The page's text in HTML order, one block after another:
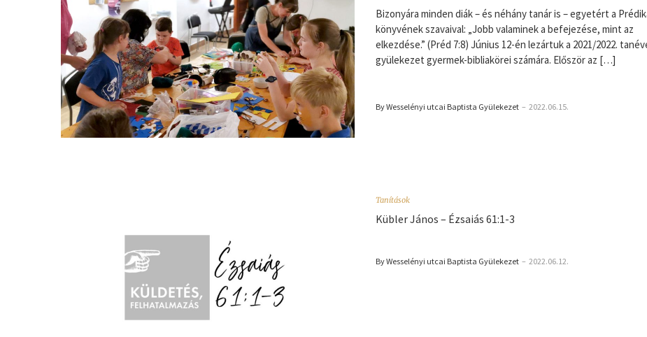
Bizonyára minden diák – és néhány tanár is – egyetért a
könyvének szavaival: „Jobb valaminek a befejezése, mint az
elkezdése.” (Préd 7:8) Június 12-én lezártuk a 2021/2022.
gyülekezet gyermek-bibliakörei számára. Először az […]
By Wesselényi utcai Baptista Gyülekezet – 2022.06.15.
Tanítások
Kübler János – Ézsaiás 61:1-3
By Wesselényi utcai Baptista Gyülekezet – 2022.06.12.